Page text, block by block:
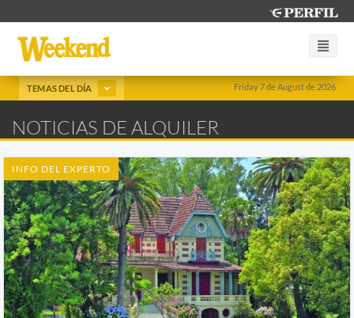
Friday 7 de August de 2026
TEMAS DEL DÍA
NOTICIAS DE ALQUILER
INFO DEL EXPERTO